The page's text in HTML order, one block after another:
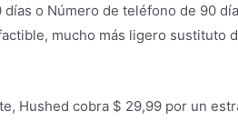
o Número de teléfono de 90
mucho más ligero sustituto
Hushed cobra $ 29,99 por un